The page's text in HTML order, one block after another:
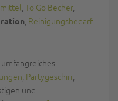
, To Go Becher,
, Reinigungsbedarf
, Partygeschirr,
und